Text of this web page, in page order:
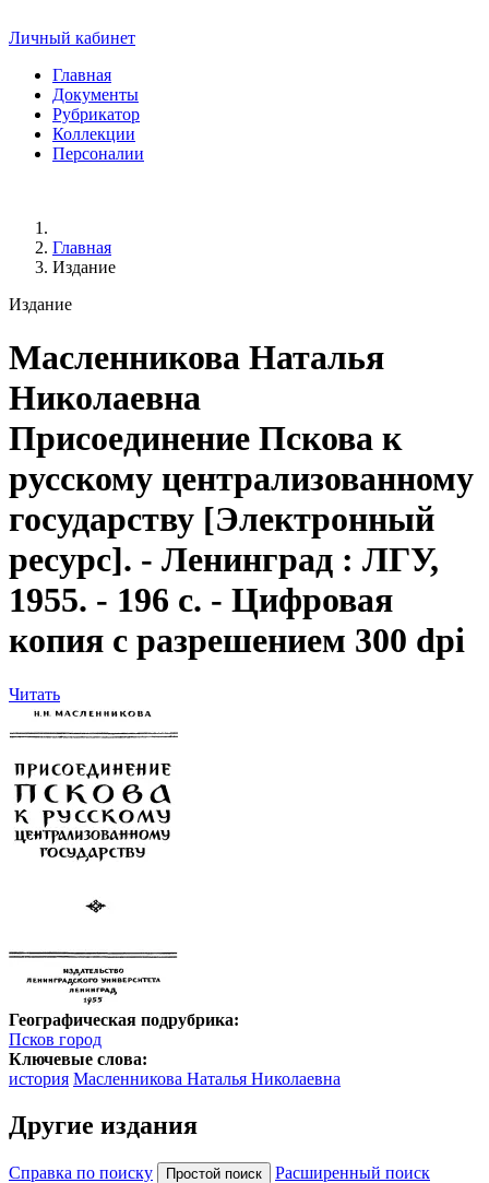
Личный кабинет
Главная
Документы
Рубрикатор
Коллекции
Персоналии
Главная
Издание
Издание
Масленникова Наталья
Николаевна
Присоединение Пскова к
русскому централизованному
государству [Электронный
ресурс]. - Ленинград : ЛГУ,
1955. - 196 с. - Цифровая
копия с разрешением 300 dpi
Читать
Географическая подрубрика:
Псков город
Ключевые слова:
история Масленникова Наталья Николаевна
Другие издания
Справка по поиску
Расширенный поиск